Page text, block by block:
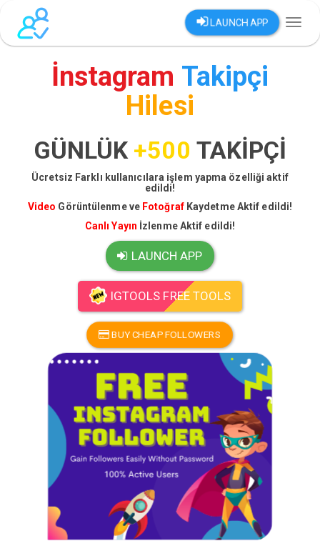
LAUNCH APP
İnstagram Takipçi
Hilesi
GÜNLÜK +500 TAKİPÇİ
Ücretsiz Farklı kullanıcılara işlem yapma özelliği aktif
edildi!
Video Görüntülenme ve Fotoğraf Kaydetme Aktif edildi!
Canlı Yayın İzlenme Aktif edildi!
LAUNCH APP
IGTOOLS FREE TOOLS
BUY CHEAP FOLLOWERS